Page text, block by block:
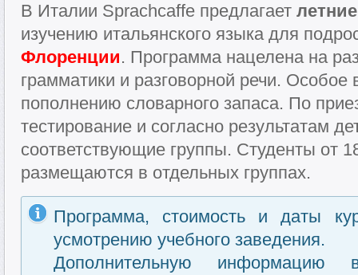
В Италии Sprachcaffe предлагает
изучению итальянского языка для
Флоренции. Программа нацелена на
грамматики и разговорной речи. Особое
пополнению словарного запаса. По
тестирование и согласно результатам
соответствующие группы. Студенты от
размещаются в отдельных группах.
Программа, стоимость и даты
усмотрению учебного заведения.
Дополнительную информацию